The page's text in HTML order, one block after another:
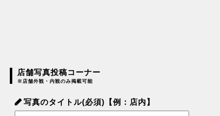
店舗写真投稿コーナー
※店舗外観・内観のみ掲載可能
写真のタイトル(必須)【例：店内】